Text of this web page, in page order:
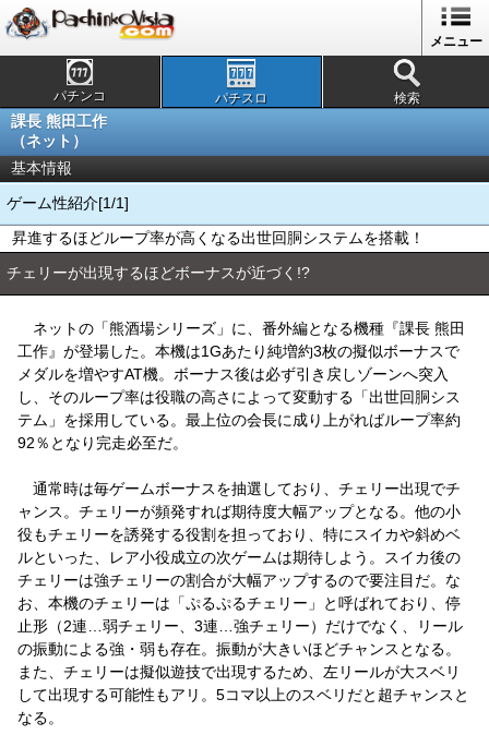
メニュー
パチンコ パチスロ 検索
課長 熊田工作
（ネット）
基本情報
ゲーム性紹介[1/1]
昇進するほどループ率が高くなる出世回胴システムを搭載！
チェリーが出現するほどボーナスが近づく!?
ネットの「熊酒場シリーズ」に、番外編となる機種『課長 熊田
工作』が登場した。本機は1Gあたり純増約3枚の擬似ボーナスで
メダルを増やすAT機。ボーナス後は必ず引き戻しゾーンへ突入
し、そのループ率は役職の高さによって変動する「出世回胴シス
テム」を採用している。最上位の会長に成り上がればループ率約
92％となり完走必至だ。
通常時は毎ゲームボーナスを抽選しており、チェリー出現でチ
ャンス。チェリーが頻発すれば期待度大幅アップとなる。他の小
役もチェリーを誘発する役割を担っており、特にスイカや斜めベ
ルといった、レア小役成立の次ゲームは期待しよう。スイカ後の
チェリーは強チェリーの割合が大幅アップするので要注目だ。な
お、本機のチェリーは「ぷるぷるチェリー」と呼ばれており、停
止形（2連…弱チェリー、3連…強チェリー）だけでなく、リール
の振動による強・弱も存在。振動が大きいほどチャンスとなる。
また、チェリーは擬似遊技で出現するため、左リールが大スベリ
して出現する可能性もアリ。5コマ以上のスベリだと超チャンスと
なる。